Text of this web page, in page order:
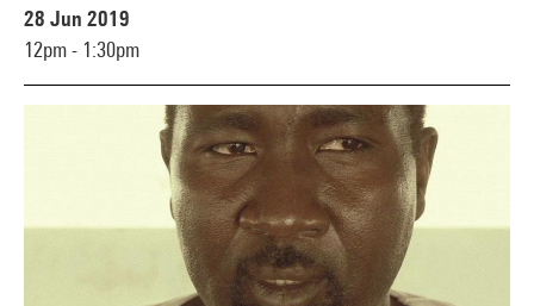
28 Jun 2019
12pm - 1:30pm